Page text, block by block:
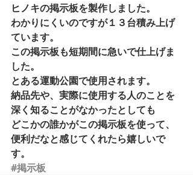
ヒノキの掲示板を製作しました。
わかりにくいのですが１３台積み上げ
ています。
この掲示板も短期間に急いで仕上げま
した。
とある運動公園で使用されます。
納品先や、実際に使用する人のことを
深く知ることがなかったとしても
どこかの誰かがこの掲示板を使って、
便利だなと感じてくれたら嬉しいで
す。
#掲示板